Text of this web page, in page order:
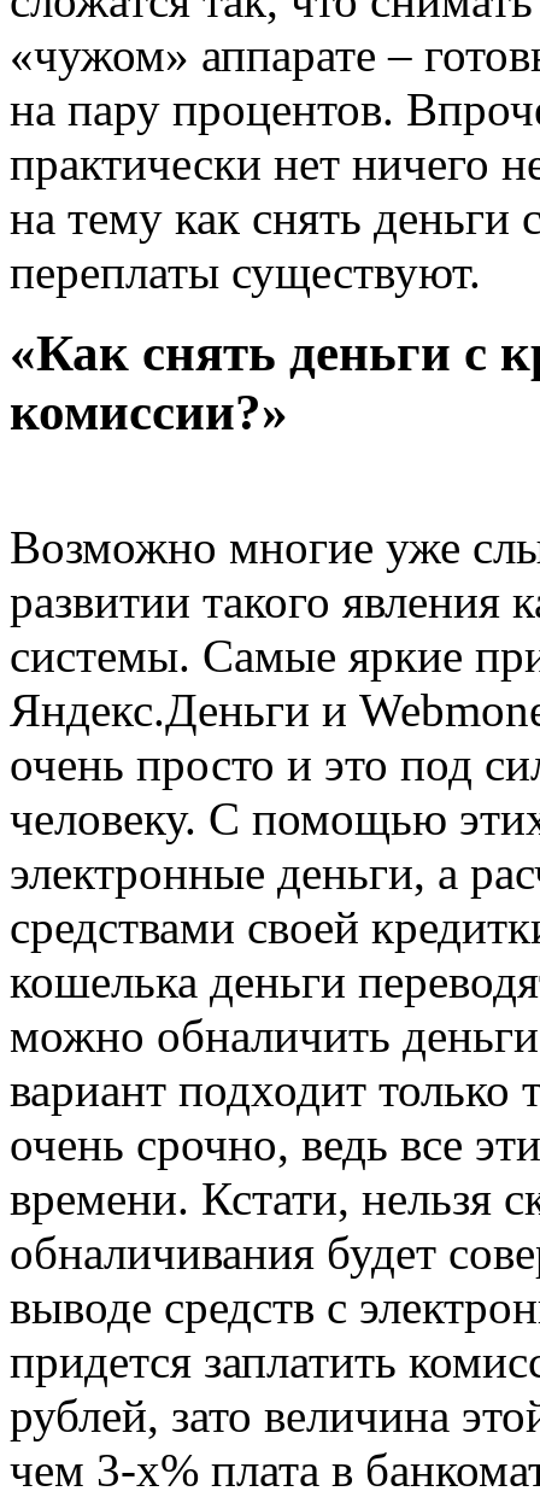
«чужом» аппарате –
на пару процентов.
практически нет ничего
на тему как снять деньги
переплаты существуют.
«Как снять деньги с
комиссии?»
Возможно многие уже
развитии такого явления
системы. Самые яркие
Яндекс.Деньги и
очень просто и это под
человеку. С помощью
электронные деньги, а
средствами своей
кошелька деньги
можно обналичить
вариант подходит
очень срочно, ведь все
времени. Кстати, нельзя
обналичивания будет
выводе средств с
придется заплатить
рублей, зато величина
чем 3-х% плата в